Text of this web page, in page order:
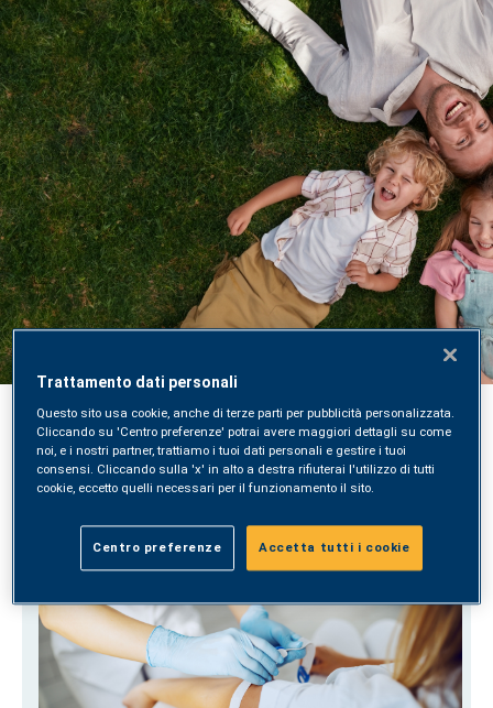
Acquista un Check-Up di
Laboratorio online
Acquista, prenota e ricevi i risultati direttamente
ACQUISTA
Trattamento dati personali
Questo sito usa cookie, anche di terze parti per pubblicità personalizzata.
Cliccando su 'Centro preferenze' potrai avere maggiori dettagli su come
noi, e i nostri partner, trattiamo i tuoi dati personali e gestire i tuoi
consensi. Cliccando sulla 'x' in alto a destra rifiuterai l'utilizzo di tutti
cookie, eccetto quelli necessari per il funzionamento il sito.
Centro preferenze Accetta tutti i cookie